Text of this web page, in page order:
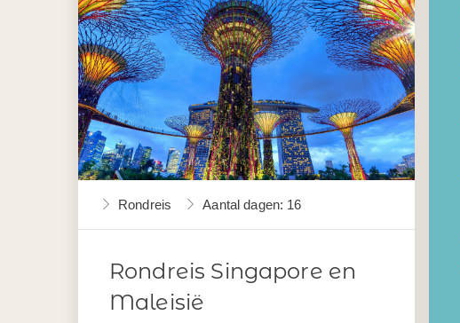
Rondreis Aantal dagen: 16
Rondreis Singapore en
Maleisië